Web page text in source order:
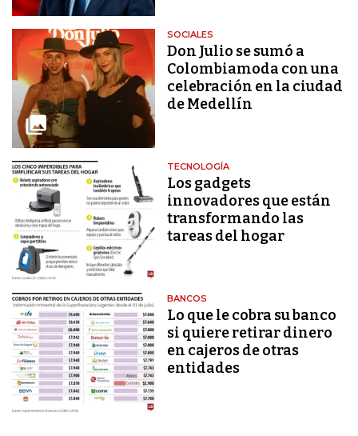
SOCIALES
Don Julio se sumó a
Colombiamoda con una
celebración en la ciudad
de Medellín
TECNOLOGÍA
Los gadgets
innovadores que están
transformando las
tareas del hogar
BANCOS
Lo que le cobra su banco
si quiere retirar dinero
en cajeros de otras
entidades